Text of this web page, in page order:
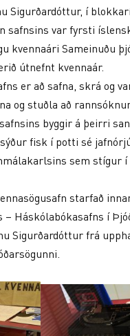
Sigurðardóttur, í
safnsins var fyrsti
kvennaári Sameinuðu
útnefnt kvennaár.
er að safna, skrá og
og stuðla að
byggir á þeirri
fisk í potti sé
sem stígur í
starfað
– Háskólabókasafns í
Sigurðardóttur frá